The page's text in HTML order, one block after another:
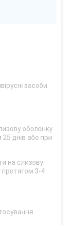
засоби.
оболонку
днів або при
на слизову
протягом 3-4